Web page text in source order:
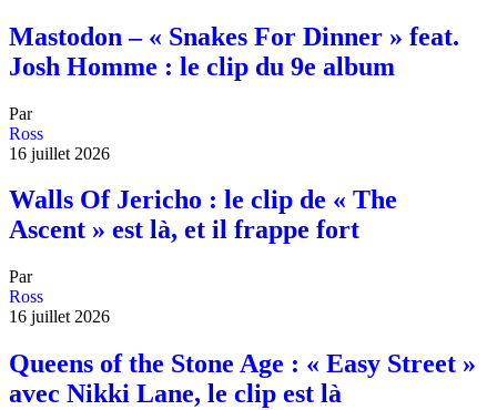
Mastodon – « Snakes For Dinner » feat.
Josh Homme : le clip du 9e album
Par
Ross
16 juillet 2026
Walls Of Jericho : le clip de « The
Ascent » est là, et il frappe fort
Par
Ross
16 juillet 2026
Queens of the Stone Age : « Easy Street »
avec Nikki Lane, le clip est là